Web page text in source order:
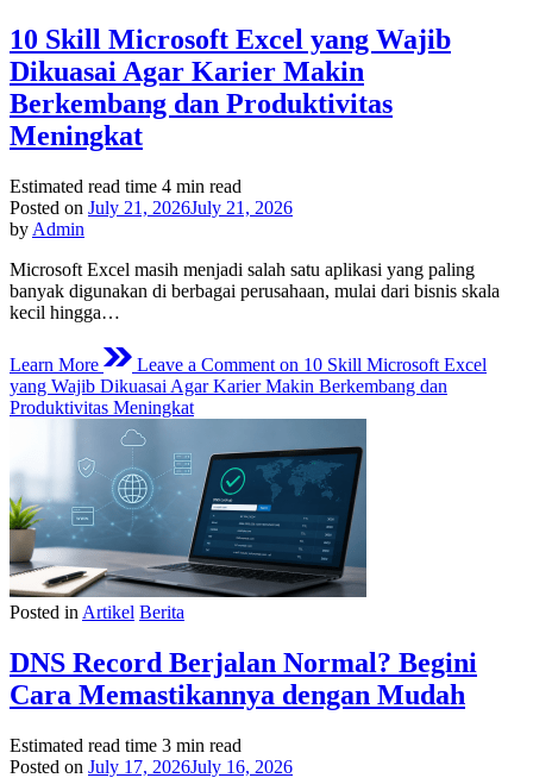
10 Skill Microsoft Excel yang Wajib
Dikuasai Agar Karier Makin
Berkembang dan Produktivitas
Meningkat
Estimated read time 4 min read
Posted on July 21, 2026July 21, 2026
by Admin
Microsoft Excel masih menjadi salah satu aplikasi yang paling
banyak digunakan di berbagai perusahaan, mulai dari bisnis skala
kecil hingga…
Learn More Leave a Comment on 10 Skill Microsoft Excel
yang Wajib Dikuasai Agar Karier Makin Berkembang dan
Produktivitas Meningkat
Posted in Artikel Berita
DNS Record Berjalan Normal? Begini
Cara Memastikannya dengan Mudah
Estimated read time 3 min read
Posted on July 17, 2026July 16, 2026